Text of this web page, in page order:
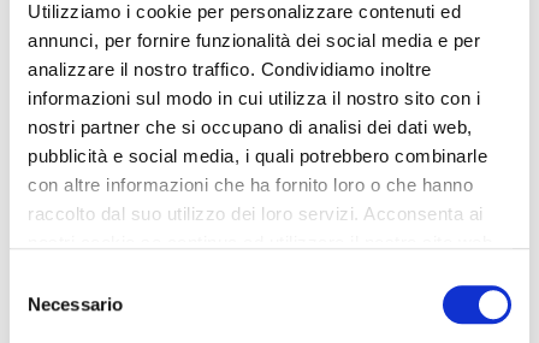
Utilizziamo i cookie per personalizzare contenuti ed
annunci, per fornire funzionalità dei social media e per
analizzare il nostro traffico. Condividiamo inoltre
informazioni sul modo in cui utilizza il nostro sito con i
nostri partner che si occupano di analisi dei dati web,
pubblicità e social media, i quali potrebbero combinarle
con altre informazioni che ha fornito loro o che hanno
raccolto dal suo utilizzo dei loro servizi. Acconsenta ai
delNecessario